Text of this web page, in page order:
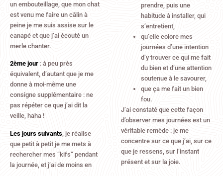
un embouteillage, que mon chat
est venu me faire un câlin à
peine je me suis assise sur le
canapé et que j’ai écouté un
merle chanter.
2ème jour : à peu près
équivalent, d’autant que je me
donne à moi-même une
consigne supplémentaire : ne
pas répéter ce que j’ai dit la
veille, haha !
Les jours suivants , je réalise
que petit à petit je me mets à
rechercher mes “kifs” pendant
la journée, et j’ai de moins en
prendre, puis une
habitude à installer, qui
s’entretient,
qu’elle colore mes
journées d’une intention
d’y trouver ce qui me fait
du bien et d’une attention
soutenue à le savourer,
que ça me fait un bien
fou.
J’ai constaté que cette façon
d’observer mes journées est un
véritable remède : je me
concentre sur ce que j’ai, sur ce
que je ressens, sur l’instant
présent et sur la joie.